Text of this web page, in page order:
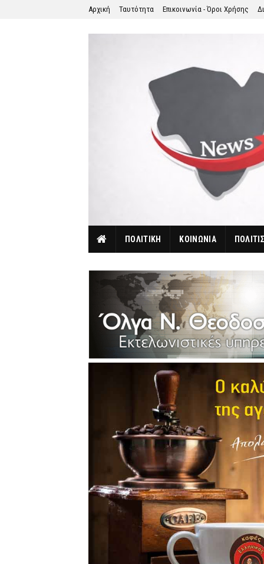
Αρχική Ταυτότητα Επικοινωνία - Όροι Χρήσης
ΠΟΛΙΤΙΚΗ ΚΟΙΝΩΝΙΑ